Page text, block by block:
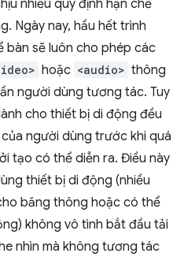
nhiều quy định hạn chế
Ngày nay, hầu hết trình
bàn sẽ luôn cho phép các
hoặc <audio> thông
người dùng tương tác. Tuy
cho thiết bị di động đều
người dùng trước khi quá
tạo có thể diễn ra. Điều này
thiết bị di động (nhiều
băng thông hoặc có thể
không vô tình bắt đầu tải
nhìn mà không tương tác